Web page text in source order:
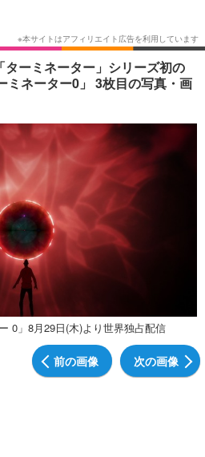
その他
ーミネーター」シリーズ初の
ミネーター0」 3枚目の写真・画
0」8月29日(木)より世界独占配信
前の画像 次の画像